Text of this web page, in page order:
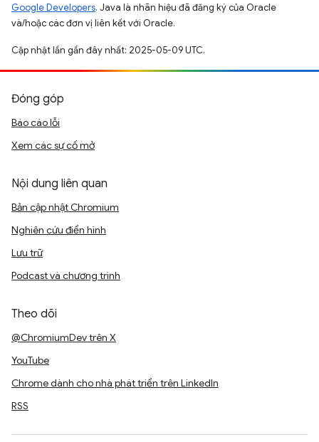
Google Developers. Java là nhãn hiệu đã đăng ký của Oracle
và/hoặc các đơn vị liên kết với Oracle.
Cập nhật lần gần đây nhất: 2025-05-09 UTC.
Đóng góp
Báo cáo lỗi
Xem các sự cố mở
Nội dung liên quan
Bản cập nhật Chromium
Nghiên cứu điển hình
Lưu trữ
Podcast và chương trình
Theo dõi
@ChromiumDev trên X
YouTube
Chrome dành cho nhà phát triển trên LinkedIn
RSS